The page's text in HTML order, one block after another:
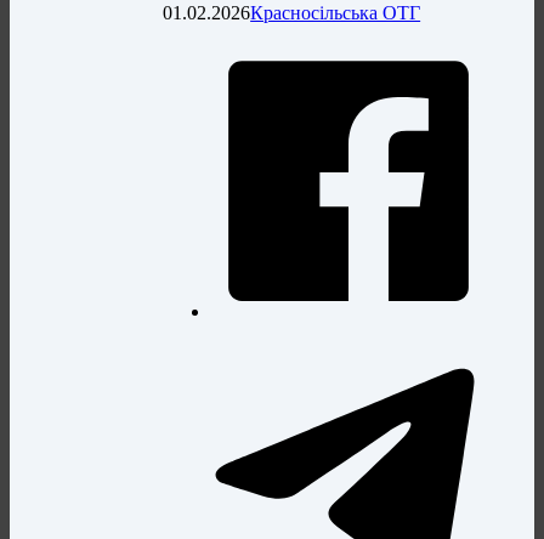
01.02.2026Красносільська ОТГ